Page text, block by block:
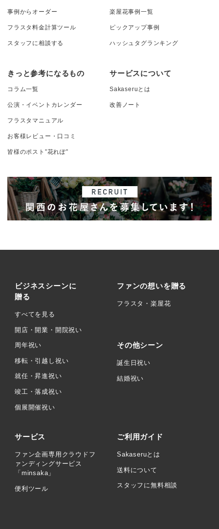
事例からオーダー
フラスタ料金計算ツール
スタッフに相談する
楽屋花事例一覧
ピックアップ事例
ハッシュタグランキング
きっと参考になるもの
コラム一覧
公演・イベントカレンダー
フラスタマニュアル
お客様レビュー・口コミ
皆様のポスト”花れぽ”
サービスについて
Sakaseruとは
改善ノート
ビジネスシーンに
贈る
すべてを見る
開店・開業・開院祝い
周年祝い
移転・引越し祝い
就任・昇進祝い
竣工・落成祝い
個展開催祝い
ファンの想いを贈る
フラスタ・楽屋花
その他シーン
誕生日祝い
結婚祝い
サービス
ファン企画専用クラウドフ
ァンディングサービス
「minsaka」
便利ツール
ご利用ガイド
Sakaseruとは
送料について
スタッフに無料相談